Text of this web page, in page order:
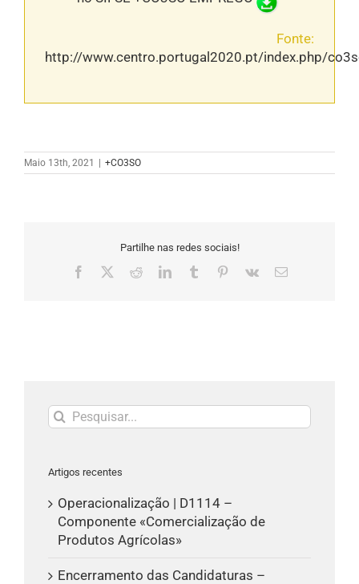
Fonte:
http://www.centro.portugal2020.pt/index.php/
Maio 13th, 2021 | +CO3SO
Partilhe nas redes sociais!
Facebook RedditLinkedInTumblr Pinterest
Vk
Email
Pesquisar
Artigos recentes
Operacionalização | D1114 –
Componente «Comercialização de
Produtos Agrícolas»
Encerramento das Candidaturas –